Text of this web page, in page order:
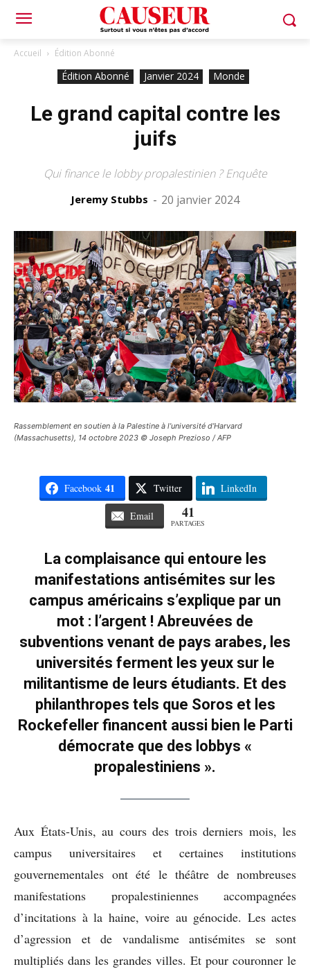
Accueil Édition Abonné
Édition Abonné Janvier 2024 Monde
Le grand capital contre les
juifs
Qui finance le lobby propalestinien ? Enquête
Jeremy Stubbs - 20 janvier 2024
Rassemblement en soutien à la Palestine à l’université d’Harvard
(Massachusetts), 14 octobre 2023 © Joseph Prezioso / AFP
Facebook 41 Twitter LinkedIn
Email 41
PARTAGES
La complaisance qui entoure les
manifestations antisémites sur les
campus américains s’explique par un
mot : l’argent ! Abreuvées de
subventions venant de pays arabes, les
universités ferment les yeux sur le
militantisme de leurs étudiants. Et des
philanthropes tels que Soros et les
Rockefeller financent aussi bien le Parti
démocrate que des lobbys «
propalestiniens ».
Aux États-Unis, au cours des trois derniers mois, les
campus universitaires et certaines institutions
gouvernementales ont été le théâtre de nombreuses
manifestations propalestiniennes accompagnées
d’incitations à la haine, voire au génocide. Les actes
d’agression et de vandalisme antisémites se sont
multipliés dans les grandes villes. Et pour couronner le